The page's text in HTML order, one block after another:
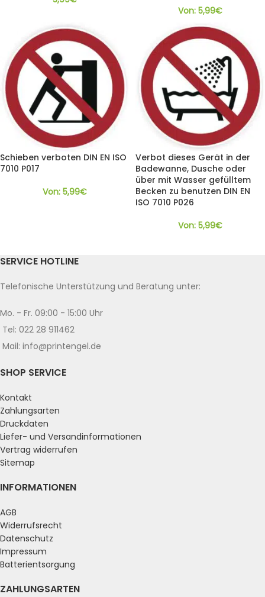
Von: 5,99€
Schieben verboten DIN EN ISO
7010 P017
Von: 5,99€
Verbot dieses Gerät in der
Badewanne, Dusche oder
über mit Wasser gefülltem
Becken zu benutzen DIN EN
ISO 7010 P026
Von: 5,99€
SERVICE HOTLINE
Telefonische Unterstützung und Beratung unter:
Mo. - Fr. 09:00 - 15:00 Uhr
Tel: 022 28 911462
Mail: info@printengel.de
SHOP SERVICE
Kontakt
Zahlungsarten
Druckdaten
Liefer- und Versandinformationen
Vertrag widerrufen
Sitemap
INFORMATIONEN
AGB
Widerrufsrecht
Datenschutz
Impressum
Batterientsorgung
ZAHLUNGSARTEN